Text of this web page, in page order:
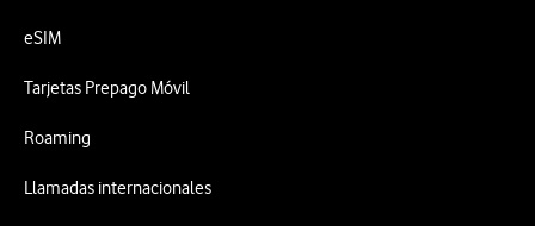
eSIM
Tarjetas Prepago Móvil
Roaming
Llamadas internacionales